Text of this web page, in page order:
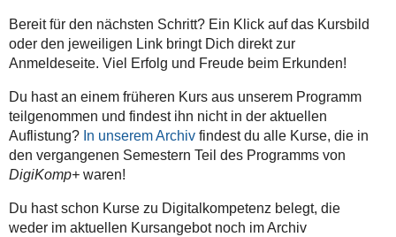
Bereit für den nächsten Schritt? Ein Klick auf das Kursbild
oder den jeweiligen Link bringt Dich direkt zur
Anmeldeseite. Viel Erfolg und Freude beim Erkunden!
Du hast an einem früheren Kurs aus unserem Programm
teilgenommen und findest ihn nicht in der aktuellen
Auflistung? In unserem Archiv findest du alle Kurse, die in
den vergangenen Semestern Teil des Programms von
DigiKomp+ waren!
Du hast schon Kurse zu Digitalkompetenz belegt, die
weder im aktuellen Kursangebot noch im Archiv